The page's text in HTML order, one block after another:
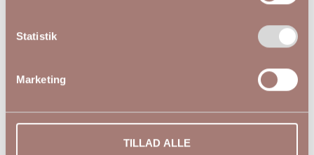
Statistik
Marketing
TILLAD ALLE